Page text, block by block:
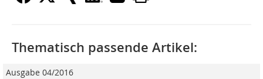
Thematisch passende Artikel:
Ausgabe 04/2016